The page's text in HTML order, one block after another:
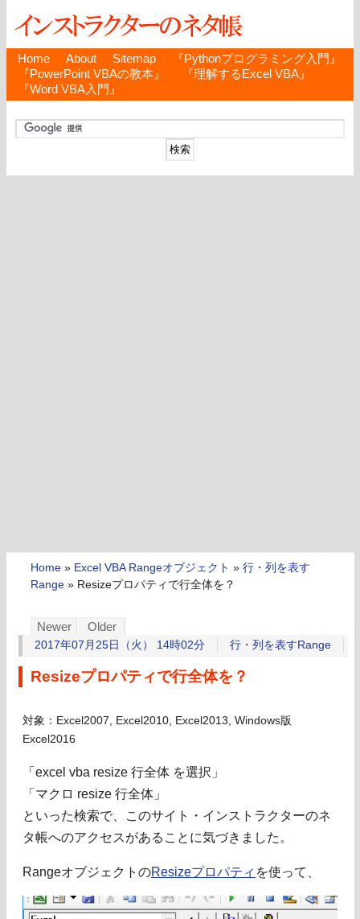
Home About Sitemap
『Pythonプログラミング入門』
『PowerPoint VBAの教本』
『理解するExcel VBA』
『Word VBA入門』
Home » Excel VBA Rangeオブジェクト » 行・列を表す
Range » Resizeプロパティで行全体を？
Newer Older
2017年07月25日（火） 14時02分 行・列を表すRange
Resizeプロパティで行全体を？
対象：Excel2007, Excel2010, Excel2013, Windows版
Excel2016
「excel vba resize 行全体 を選択」
「マクロ resize 行全体」
といった検索で、このサイト・インストラクターのネ
タ帳へのアクセスがあることに気づきました。
RangeオブジェクトのResizeプロパティ を使って、